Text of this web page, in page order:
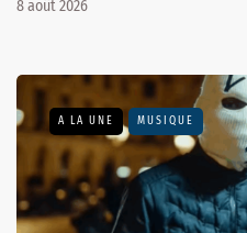
8 août 2026
A LA UNE MUSIQUE